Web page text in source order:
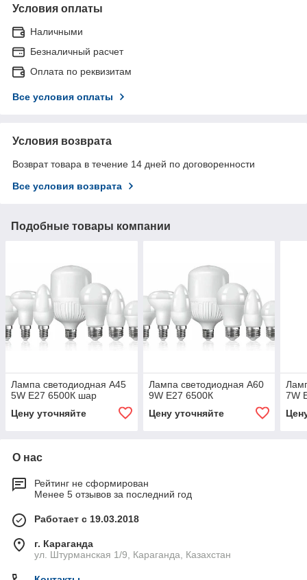
Условия оплаты
Наличными
Безналичный расчет
Оплата по реквизитам
Все условия оплаты
Условия возврата
Возврат товара в течение 14 дней по договоренности
Все условия возврата
Подобные товары компании
Лампа светодиодная А45
5W Е27 6500К шар
Цену уточняйте
Лампа светодиодная А60
9W Е27 6500К
Цену уточняйте
7W
О нас
Рейтинг не сформирован
Менее 5 отзывов за последний год
Работает с 19.03.2018
г. Караганда
ул. Штурманская 1/9, Караганда, Казахстан